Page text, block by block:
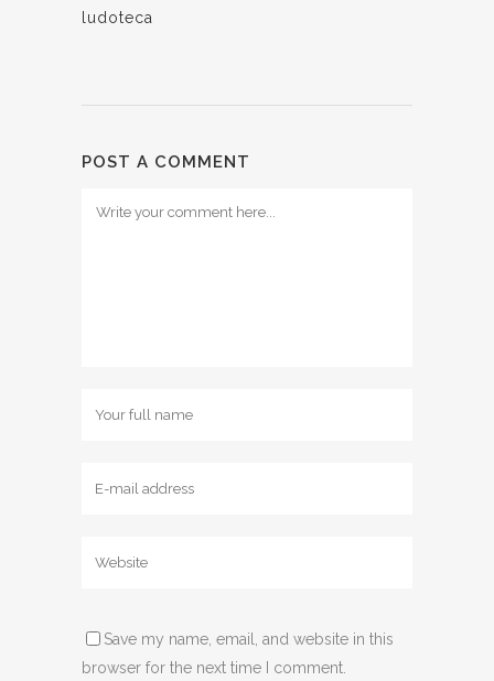
ludoteca
POST A COMMENT
Save my name, email, and website in this
browser for the next time I comment.